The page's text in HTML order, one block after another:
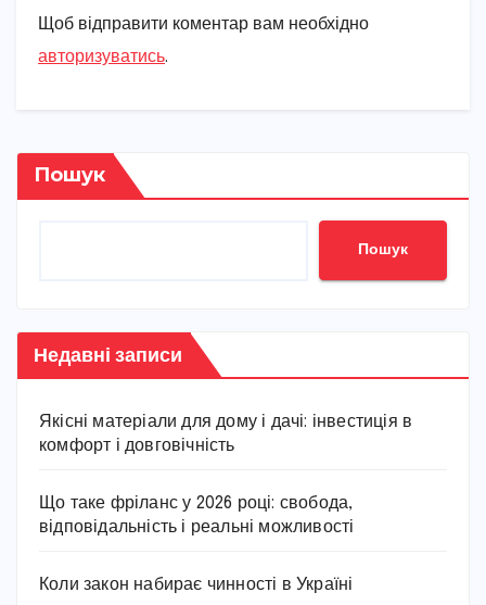
Щоб відправити коментар вам необхідно
авторизуватись.
Пошук
Пошук
Недавні записи
Якісні матеріали для дому і дачі: інвестиція в
комфорт і довговічність
Що таке фріланс у 2026 році: свобода,
відповідальність і реальні можливості
Коли закон набирає чинності в Україні